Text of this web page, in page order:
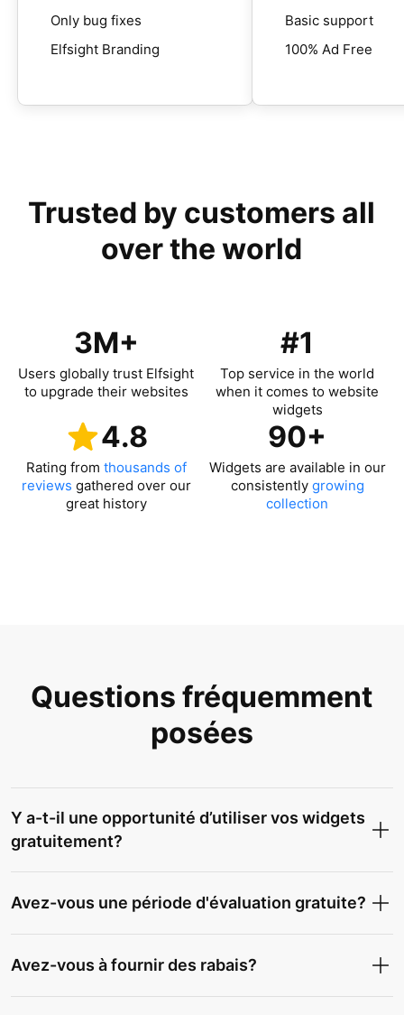
Only bug fixes
Elfsight Branding
Basic support
100% Ad Free
Trusted by customers all
over the world
3M+
Users globally trust Elfsight
to upgrade their websites
#1
Top service in the world
when it comes to website
widgets
4.8
Rating from thousands of
reviews gathered over our
great history
90+
Widgets are available in our
consistently growing
collection
Questions fréquemment
posées
Y a-t-il une opportunité d’utiliser vos widgets
gratuitement?
Avez-vous une période d'évaluation gratuite?
Avez-vous à fournir des rabais?